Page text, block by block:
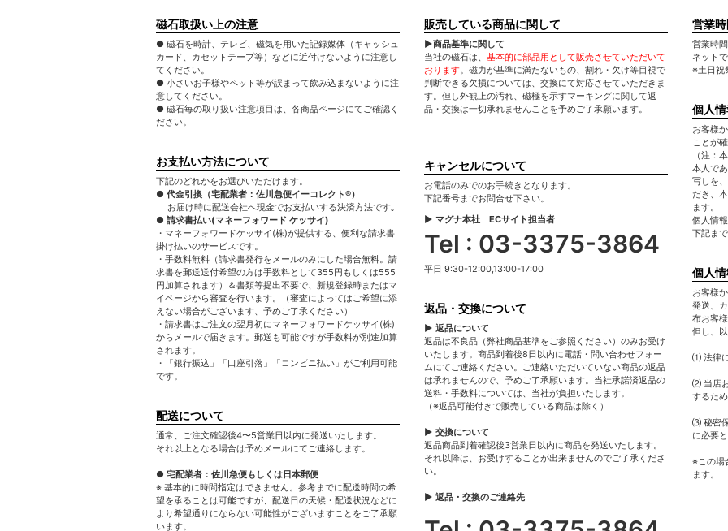
磁石取扱い上の注意
● 磁石を時計、テレビ、磁気を用いた記録媒体（キャッシュ
カード、カセットテープ等）などに近付けないように注意し
てください。
● 小さいお子様やペット等が誤まって飲み込まないように注
意してください。
● 磁石毎の取り扱い注意項目は、各商品ページにてご確認く
ださい。
お支払い方法について
下記のどれかをお選びいただけます。
● 代金引換（宅配業者：佐川急便イーコレクト®）
お届け時に配送会社へ現金でお支払いする決済方法です｡
● 請求書払い(マネーフォワード ケッサイ)
・マネーフォワードケッサイ(株)が提供する、便利な請求書
掛け払いのサービスです。
・手数料無料（請求書発行をメールのみにした場合無料。請
求書を郵送送付希望の方は手数料として355円もしくは555
円加算されます）＆書類等提出不要で、新規登録時またはマ
イページから審査を行います。（審査によってはご希望に添
えない場合がございます、予めご了承ください）
・請求書はご注文の翌月初にマネーフォワードケッサイ(株)
からメールで届きます。郵送も可能ですが手数料が別途加算
されます。
・「銀行振込」「口座引落」「コンビニ払い」がご利用可能
です。
配送について
通常、ご注文確認後4〜5営業日以内に発送いたします。
それ以上となる場合は予めメールにてご連絡します。
● 宅配業者：佐川急便もしくは日本郵便
※ 基本的に時間指定はできません。参考までに配送時間の希
望を承ることは可能ですが、配送日の天候・配送状況などに
より希望通りにならない可能性がございますことをご了承願
います。
販売している商品に関して
▶商品基準に関して
当社の磁石は、 基本的に部品用として販売させていただいて
おります。磁力が基準に満たないもの、割れ・欠け等目視で
判断できる欠損については、交換にて対応させていただきま
す。但し外観上の汚れ、磁極を示すマーキングに関して返
品・交換は一切承れませんことを予めご了承願います。
キャンセルについて
お電話のみでのお手続きとなります。
下記番号までお問合せ下さい。
▶ マグナ本社 ECサイト担当者
Tel : 03-3375-3864
平日 9:30-12:00,13:00-17:00
返品・交換について
▶ 返品について
返品は不良品（弊社商品基準をご参照ください）のみお受け
いたします。商品到着後8日以内に電話・問い合わせフォー
ムにてご連絡ください。ご連絡いただいていない商品の返品
は承れませんので、予めご了承願います。当社承諾済返品の
送料・手数料については、当社が負担いたします。
（※返品可能付きで販売している商品は除く）
▶ 交換について
返品商品到着確認後3営業日以内に商品を発送いたします。
それ以降は、お受けすることが出来ませんのでご了承くださ
い。
▶ 返品・交換のご連絡先
営業
営業時
ネット
※土日祝
個人
お客様
ことが
（注：
本人で
写しを
だき、
ます。
個人情
下記ま
個人
お客様
発送、
布お客
但し、
⑴ 法律
⑵ 当店
するた
⑶ 秘密
に必要
※この場
ます。